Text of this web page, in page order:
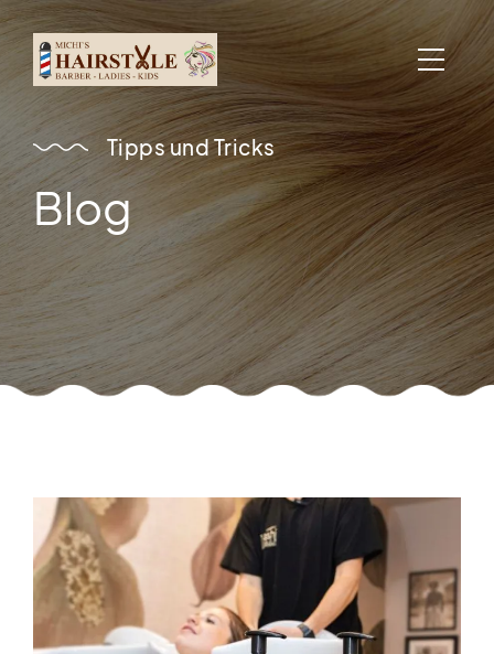
Tipps und Tricks
Blog